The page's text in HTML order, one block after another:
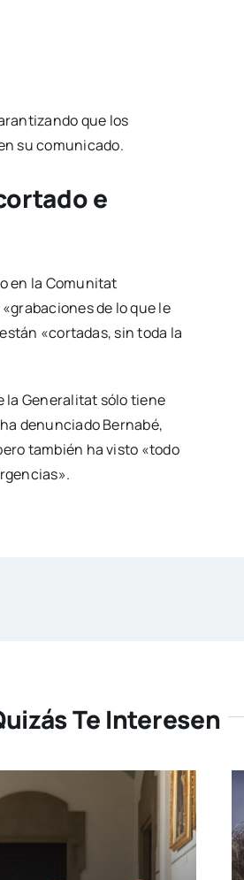
que los
su comunicado.
e
en la Comunitat
de lo que le
«cortadas, sin toda la
la Generalitat sólo tiene
denunciado Bernabé,
también ha visto «todo
Te Interesen